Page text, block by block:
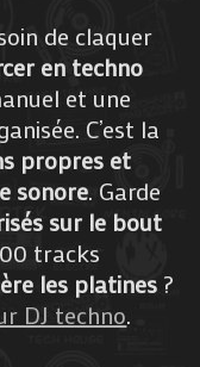
de claquer
en techno
et une
C’est la
propres et
sonore. Garde
sur le bout
tracks
les platines ?
DJ techno.